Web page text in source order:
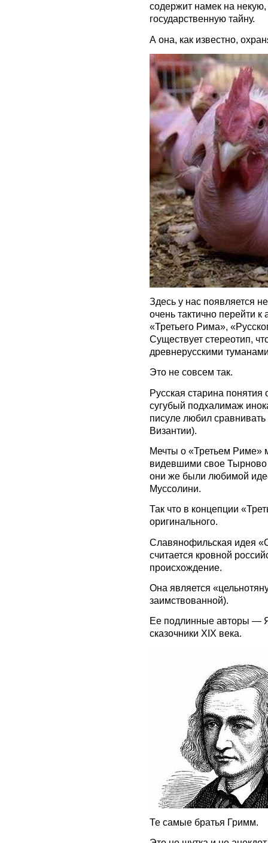
содержит намек на
государственную тайну.
А она, как известно,
Здесь у нас появляется
очень тактично перейти
«Третьего Рима»,
Существует стереотип,
древнерусскими
Это не совсем так.
Русская старина понятия
сугубый подхалимаж
писуле любил
Византии).
Мечты о «Третьем Риме»
видевшими свое
они же были любимой
Муссолини.
Так что в концепции
оригинального.
Славянофильская идея
считается кровной
происхождение.
Она является
заимствованной).
Ее подлинные авторы —
сказочники XIX века.
Те самые братья Гримм.